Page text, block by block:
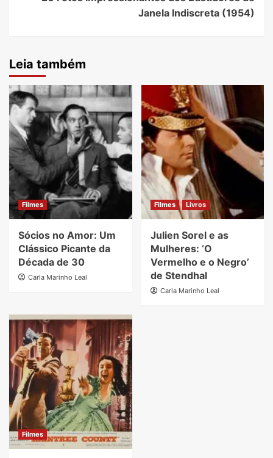
Janela Indiscreta (1954)
Leia também
Filmes
Sócios no Amor: Um
Clássico Picante da
Década de 30
Carla Marinho Leal
Filmes Livros
Julien Sorel e as
Mulheres: ‘O
Vermelho e o Negro’
de Stendhal
Carla Marinho Leal
Filmes